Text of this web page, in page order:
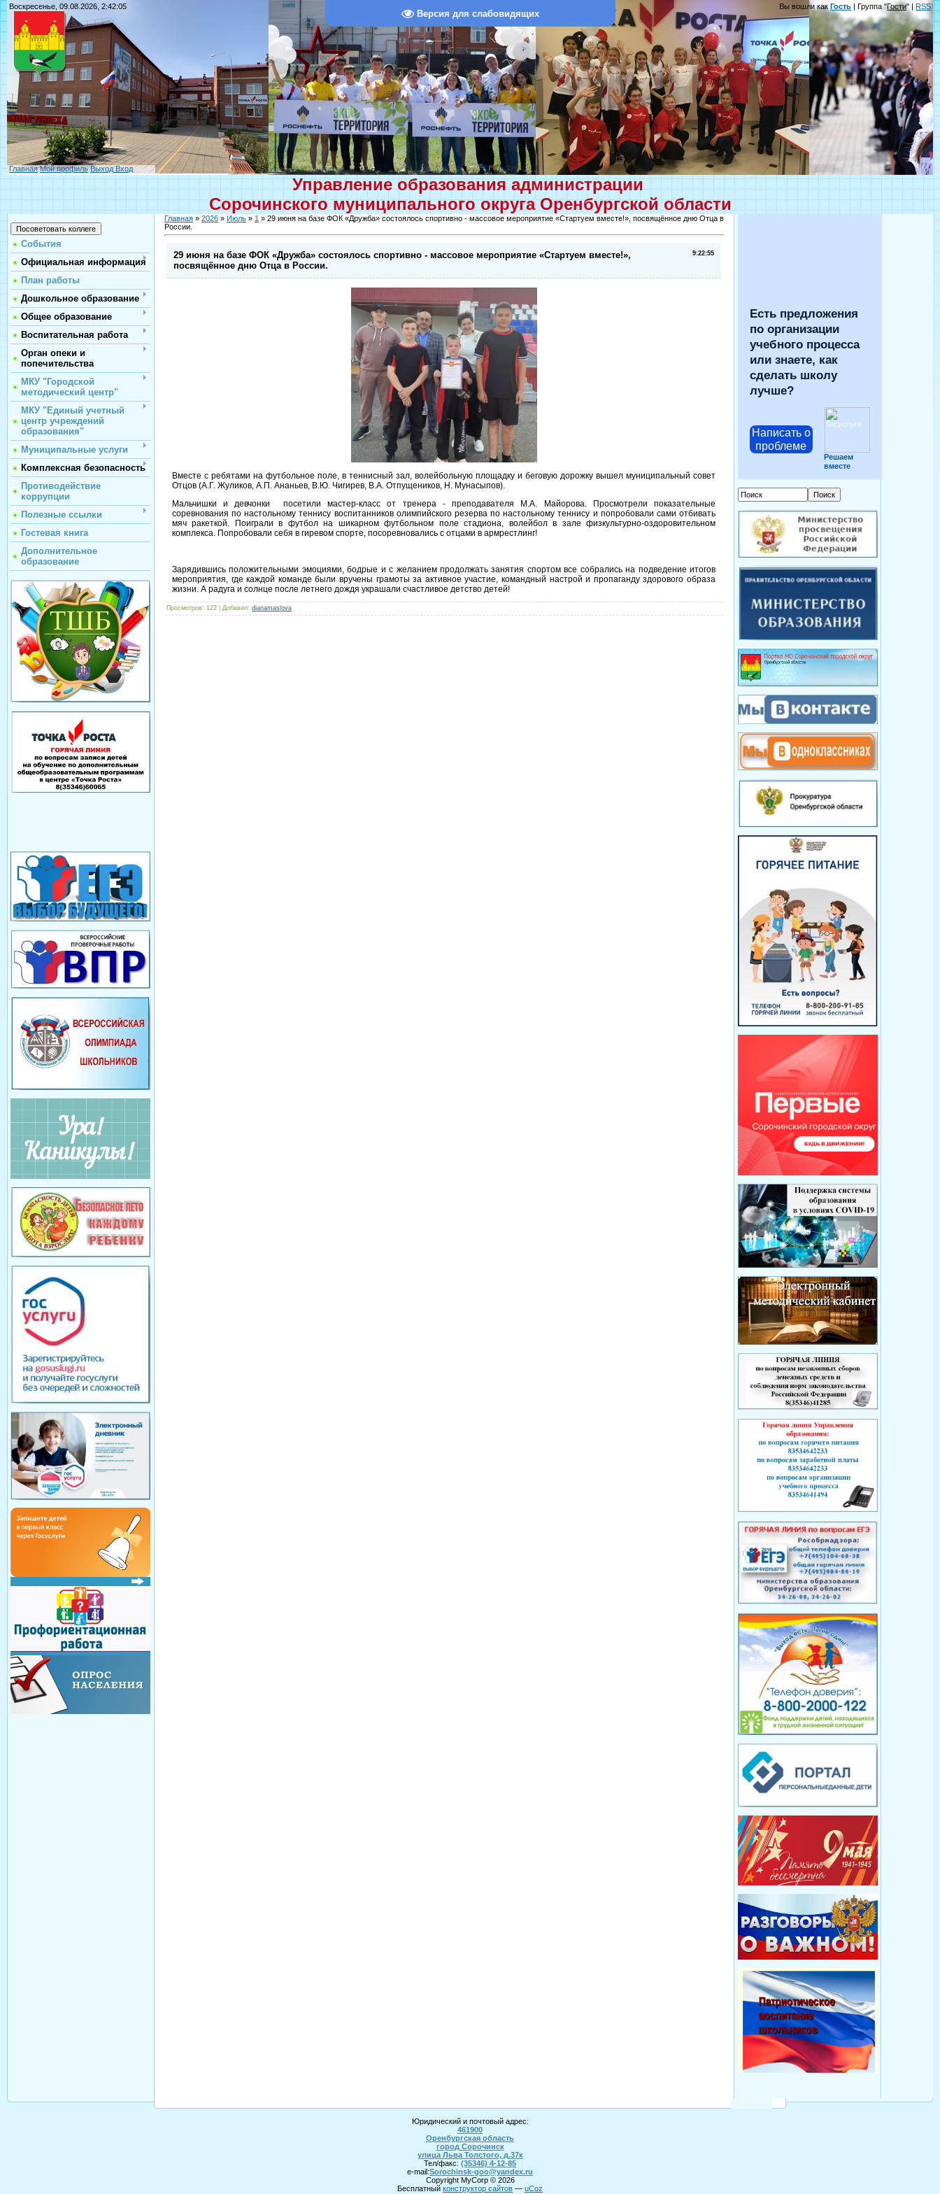
Версия для слабовидящих
Воскресенье, 09.08.2026, 2:42:05 Вы вошли какГость | Группа "Гости" | RSS
Главная Мой профиль Выход Вход
Управление образования администрации
Сорочинского муниципального округа Оренбургской области
События
Официальная информация
План работы
Дошкольное образование
Общее образование
Воспитательная работа
Орган опеки и
попечительства
МКУ "Городской
методический центр"
МКУ "Единый учетный
центр учреждений
образования"
Муниципальные услуги
Комплексная безопасность
Противодействие
коррупции
Полезные ссылки
Гостевая книга
Дополнительное
образование
Главная » 2026 » Июль » 1 » 29 июня на базе ФОК «Дружба» состоялось спортивно - массовое мероприятие «Стартуем вместе!», посвящённое дню Отца в
России.
9:22:55
29 июня на базе ФОК «Дружба» состоялось спортивно - массовое мероприятие «Стартуем вместе!»,
посвящённое дню Отца в России.
Вместе с ребятами на футбольное поле, в теннисный зал, волейбольную площадку и беговую дорожку вышел муниципальный совет
Отцов (А.Г. Жуликов, А.П. Ананьев, В.Ю. Чигирев, В.А. Отпущеников, Н. Мунасыпов).
Мальчишки и девчонки посетили мастер-класс от тренера - преподавателя М.А. Майорова. Просмотрели показательные
соревнования по настольному теннису воспитанников олимпийского резерва по настольному теннису и попробовали сами отбивать
мяч ракеткой. Поиграли в футбол на шикарном футбольном поле стадиона, волейбол в зале физкультурно-оздоровительном
комплекса. Попробовали себя в гиревом спорте, посоревновались с отцами в армрестлинг!
Зарядившись положительными эмоциями, бодрые и с желанием продолжать занятия спортом все собрались на подведение итогов
мероприятия, где каждой команде были вручены грамоты за активное участие, командный настрой и пропаганду здорового образа
жизни. А радуга и солнце после летнего дождя украшали счастливое детство детей!
Просмотров: 122 | Добавил: dianamaslova
Есть предложения
по организации
учебного процесса
или знаете, как
сделать школу
лучше?
Написать о
проблеме
Решаем
вместе
Юридический и почтовый адрес:
461900
Оренбургская область
город Сорочинск
улица Льва Толстого, д.37к
Тел/факс: (35346) 4-12-85
e-mail:Sorochinsk-goo@yandex.ru
Copyright MyCorp © 2026
Бесплатный конструктор сайтов — uCoz